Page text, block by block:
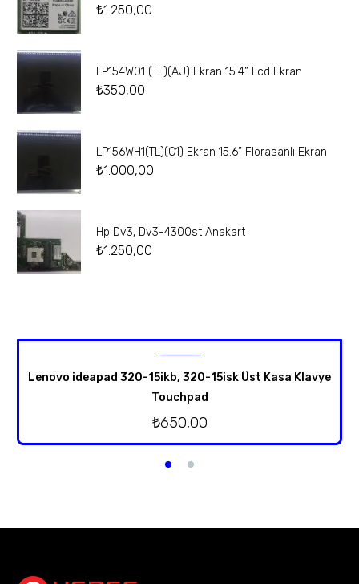
₺1.250,00
LP154W01 (TL)(AJ) Ekran 15.4” Lcd Ekran
₺350,00
LP156WH1(TL)(C1) Ekran 15.6” Florasanlı Ekran
₺1.000,00
Hp Dv3, Dv3-4300st Anakart
₺1.250,00
Lenovo ideapad 320-15ikb, 320-15isk Üst Kasa Klavye
Touchpad
₺650,00